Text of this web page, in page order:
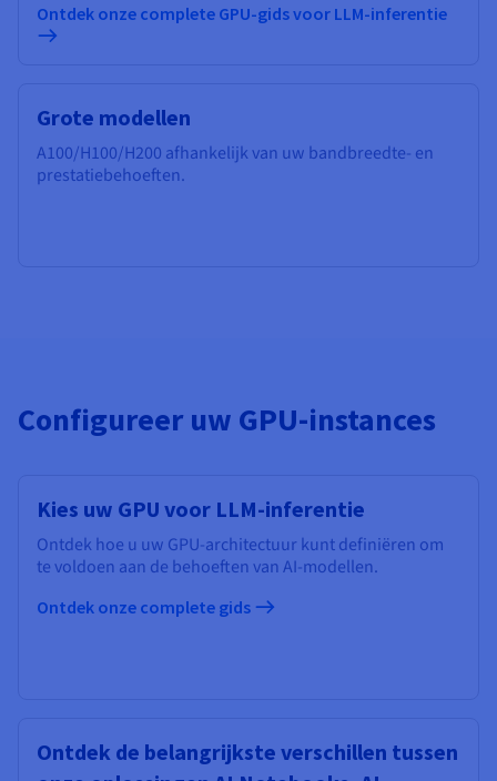
Ontdek onze complete GPU-gids voor LLM-inferentie
Grote modellen
A100/H100/H200 afhankelijk van uw bandbreedte- en
prestatiebehoeften.
Configureer uw GPU-instances
Kies uw GPU voor LLM-inferentie
Ontdek hoe u uw GPU-architectuur kunt definiëren om
te voldoen aan de behoeften van AI-modellen.
Ontdek onze complete gids
Ontdek de belangrijkste verschillen tussen